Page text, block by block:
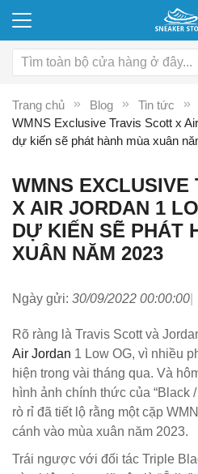
Trang chủ Blog
Tin tức
WMNS Exclusive Travis Scott x
dự kiến sẽ phát hành mùa xuân
WMNS EXCLUSIVE
X AIR JORDAN 1
DỰ KIẾN SẼ PHÁT
XUÂN NĂM 2023
Ngày gửi: 30/09/2022 00:00:00
Rõ ràng là Travis Scott và
Air Jordan 1 Low OG, vì nhiều
hiện trong vài tháng qua. Và
hình ảnh chính thức của “Black
rò rỉ đã tiết lộ rằng một cặp
cánh vào mùa xuân năm 2023.
Trái ngược với đối tác Triple